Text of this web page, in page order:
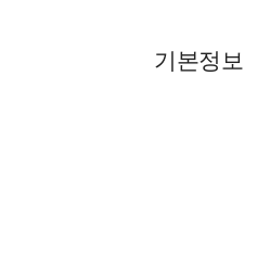
기본정보